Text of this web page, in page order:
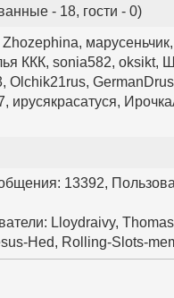
- 18, гости - 0)
Zhozephina, марусеньчик,
ККК,sonia582,oksikt,
,Olchik21rus,
, ирусякрасатуся,
13392,
Lloydraivy,
Hed, Rolling-Slots-